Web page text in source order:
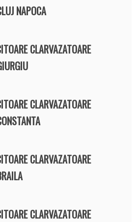
NAPOCA
CLARVAZATOARE
CLARVAZATOARE
CLARVAZATOARE
CLARVAZATOARE